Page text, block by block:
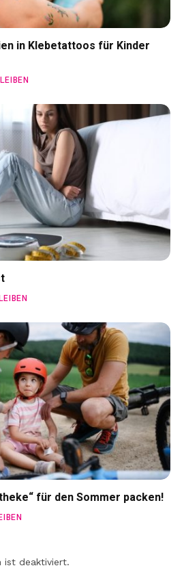
in Klebetattoos für Kinder
für den Sommer packen!
ist deaktiviert.